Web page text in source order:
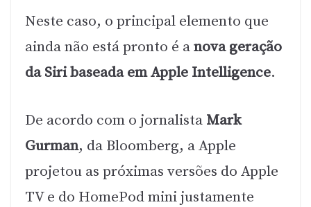
Neste caso, o principal elemento que
ainda não está pronto é anova geração
da Siri baseada em Apple Intelligence.
De acordo com o jornalista Mark
Gurman, da Bloomberg, a Apple
projetou as próximas versões do Apple
TV e do HomePod mini justamente